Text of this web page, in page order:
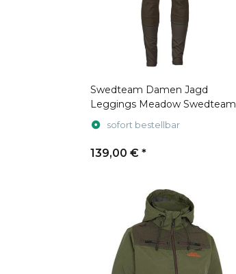
Swedteam Damen Jagd
Leggings Meadow Swedteam
Greensofort bestellbar
139,00 € *